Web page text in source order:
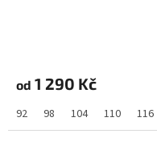
od 1 290 Kč
92 98 104 110 116